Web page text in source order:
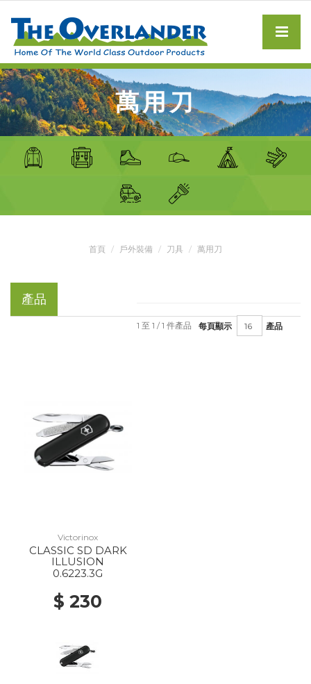
萬用刀
首頁 戶外裝備 刀具 萬用刀
產品
每頁顯示 產品
1 至 1 / 1 件產品
Victorinox
CLASSIC SD DARK
ILLUSION
0.6223.3G
$ 230